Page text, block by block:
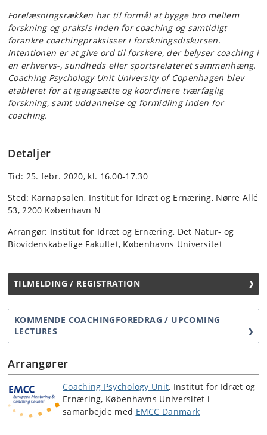
Forelæsningsrækken har til formål at bygge bro mellem
forskning og praksis inden for coaching og samtidigt
forankre coachingpraksisser i forskningsdiskursen.
Intentionen er at give ord til forskere, der belyser coaching i
en erhvervs-, sundheds eller sportsrelateret sammenhæng.
Coaching Psychology Unit University of Copenhagen blev
etableret for at igangsætte og koordinere tværfaglig
forskning, samt uddannelse og formidling inden for
coaching.
Detaljer
Tid: 25. febr. 2020, kl. 16.00-17.30
Sted: Karnapsalen, Institut for Idræt og Ernæring, Nørre Allé
53, 2200 København N
Arrangør: Institut for Idræt og Ernæring, Det Natur- og
Biovidenskabelige Fakultet, Københavns Universitet
TILMELDING / REGISTRATION
KOMMENDE COACHINGFOREDRAG / UPCOMING
LECTURES
Arrangører
Coaching Psychology Unit, Institut for Idræt og
Ernæring, Københavns Universitet i
samarbejde med EMCC Danmark